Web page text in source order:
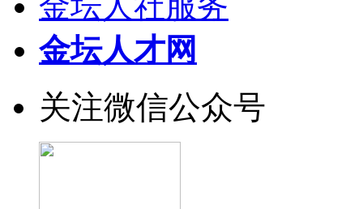
金坛人才网
关注微信公众号